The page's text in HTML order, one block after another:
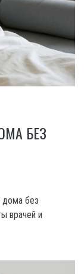
БЕЗ
дома без
врачей и